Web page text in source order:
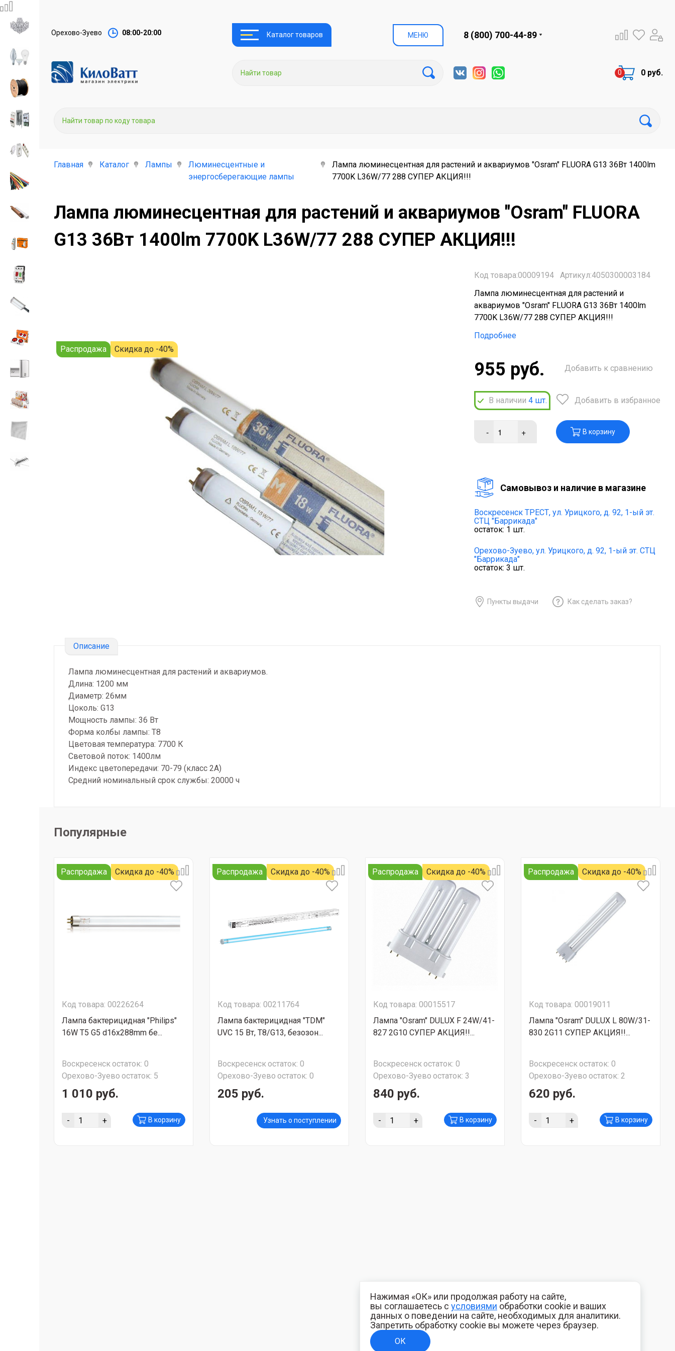
Орехово-Зуево 08:00-20:00 Каталог товаров МЕНЮ 8 (800) 700-44-89
0 руб.
Главная Каталог Лампы
Люминесцентные и
энергосберегающие лампы
Лампа люминесцентная для растений и аквариумов "Osram" FLUORA G13 36Вт 1400lm
7700K L36W/77 288 СУПЕР АКЦИЯ!!!
Лампа люминесцентная для растений и аквариумов "Osram" FLUORA
G13 36Вт 1400lm 7700K L36W/77 288 СУПЕР АКЦИЯ!!!
Распродажа Скидка до -40%
Код товара:00009194
Артикул:4050300003184
Лампа люминесцентная для растений и
аквариумов "Osram" FLUORA G13 36Вт 1400lm
7700K L36W/77 288 СУПЕР АКЦИЯ!!!
Подробнее
955 руб.
В наличии 4 шт.
Добавить к сравнению
Добавить в избранное
- + В корзину
Cамовывоз и наличие в магазине
Воскресенск ТРЕСТ, ул. Урицкого, д. 92, 1-ый эт.
СТЦ "Баррикада"
остаток: 1 шт.
Орехово-Зуево, ул. Урицкого, д. 92, 1-ый эт. СТЦ
"Баррикада"
остаток: 3 шт.
Пункты выдачи Как сделать заказ?
Описание
Лампа люминесцентная для растений и аквариумов.
Длина: 1200 мм
Диаметр: 26мм
Цоколь: G13
Мощность лампы: 36 Вт
Форма колбы лампы: T8
Цветовая температура: 7700 К
Световой поток: 1400лм
Индекс цветопередачи: 70-79 (класс 2А)
Средний номинальный срок службы: 20000 ч
Популярные
Распродажа Скидка до -40%
Код товара: 00226264
Лампа бактерицидная "Philips"
16W T5 G5 d16x288mm бе...
Воскресенскостаток: 0
Орехово-Зуево остаток: 5
1 010 руб.
- + В корзину
Распродажа Скидка до -40%
Код товара: 00211764
Лампа бактерицидная "TDM"
UVC 15 Вт, T8/G13, безозон...
Воскресенскостаток: 0
Орехово-Зуево остаток: 0
205 руб.
Узнать о поступлении
Распродажа Скидка до -40%
Код товара: 00015517
Лампа "Osram" DULUX F 24W/41-
827 2G10 СУПЕР АКЦИЯ!!...
Воскресенскостаток: 0
Орехово-Зуево остаток: 3
840 руб.
- + В корзину
Распродажа Скидка до -40%
Код товара: 00019011
Лампа "Osram" DULUX L 80W/31-
830 2G11 СУПЕР АКЦИЯ!!...
Воскресенскостаток: 0
Орехово-Зуево остаток: 2
620 руб.
- + В корзину
Нажимая «ОК» или продолжая работу на сайте,
вы соглашаетесь с условиями обработки cookie и ваших
данных о поведении на сайте, необходимых для аналитики.
Запретить обработку cookie вы можете через браузер.
ОК